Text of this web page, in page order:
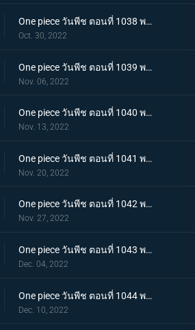
One piece วันพีช ตอนที่ 1038 พากย์ไทย ท่าไม้ตายของนามิ! ศึกเสี่ยงตายของโอทามะ
Oct. 30, 2022
One piece วันพีช ตอนที่ 1039 พากย์ไทย พวกพ้องเพิ่มพรวด กลุ่มหมวกฟางโต้กลับ
Nov. 06, 2022
One piece วันพีช ตอนที่ 1040 พากย์ไทย ความภาคภูมิใจของนายท้าย จินเบเดือดจัด!
Nov. 13, 2022
One piece วันพีช ตอนที่ 1041 พากย์ไทย ยอดศึกตัดสินสัตว์ประหลาด! ยามาโตะกับแฟรงกี้
Nov. 20, 2022
One piece วันพีช ตอนที่ 1042 พากย์ไทย กับดักของผู้ล่า การยั่วยวนของแบล็คมาเรีย
Nov. 27, 2022
One piece วันพีช ตอนที่ 1043 พากย์ไทย สะบั้นฝันร้าย บรู๊คดึงดาบน้ำแข็งออกจากฝัก
Dec. 04, 2022
One piece วันพีช ตอนที่ 1044 พากย์ไทย คลัตช์ โรบินสวมอวตารปีศาจ
Dec. 10, 2022